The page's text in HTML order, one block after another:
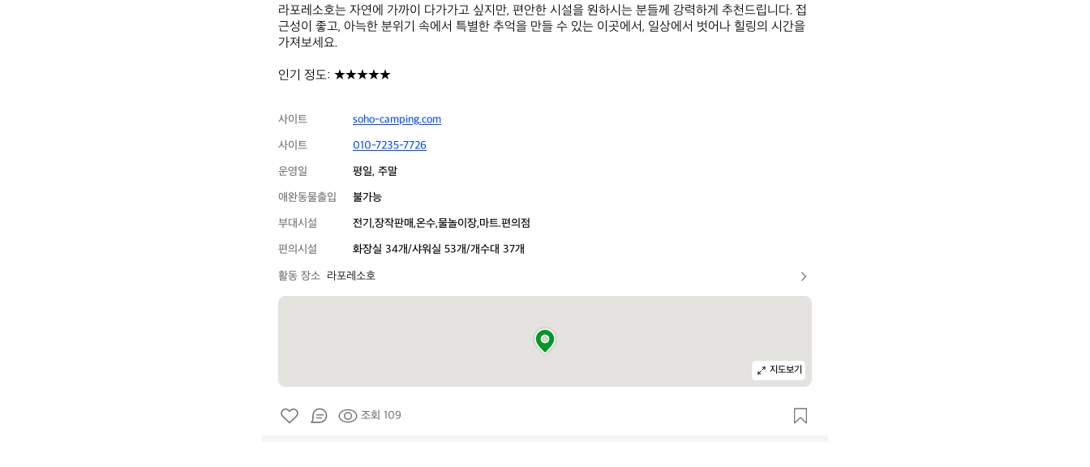
라포레소호는 자연에 가까이 다가가고 싶지만, 편안한 시설을 원하시는 분들께 강력하게 추천드립니다. 접
근성이 좋고, 아늑한 분위기 속에서 특별한 추억을 만들 수 있는 이곳에서, 일상에서 벗어나 힐링의 시간을
가져보세요.
인기 정도: ★★★★★
사이트
soho-camping.com
사이트
010-7235-7726
운영일
평일, 주말
애완동물출입
불가능
부대시설
전기,장작판매,온수,물놀이장,마트.편의점
편의시설
화장실 34개/샤워실 53개/개수대 37개
활동 장소 라포레소호
지도보기
조회 109